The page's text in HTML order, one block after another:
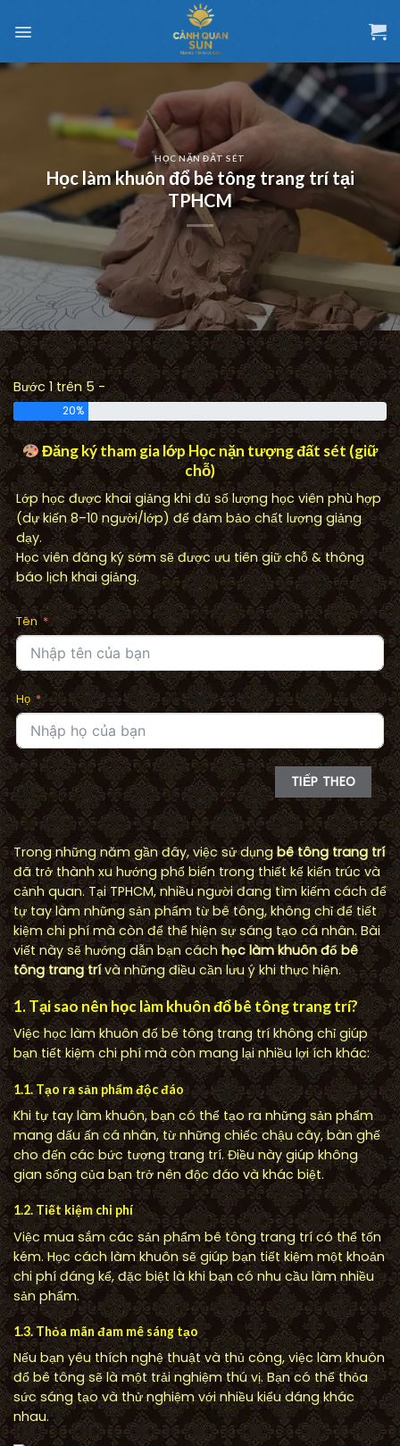
đến
dung
HỌC NẶN ĐẤT SÉT
Học làm khuôn đổ bê tông trang trí tại
TPHCM
Bước 1 trên 5 -
20%
Đăng ký tham gia lớp Học nặn tượng đất sét (giữ
chỗ)
Lớp học được khai giảng khi đủ số lượng học viên phù hợp
(dự kiến 8–10 người/lớp) để đảm bảo chất lượng giảng
dạy.
Học viên đăng ký sớm sẽ được ưu tiên giữ chỗ & thông
báo lịch khai giảng.
Tên
Họ
TIẾP THEO
Trong những năm gần đây, việc sử dụngbê tông trang trí
đã trở thành xu hướng phổ biến trong thiết kế kiến trúc và
cảnh quan. Tại TPHCM, nhiều người đang tìm kiếm cách để
tự tay làm những sản phẩm từ bê tông, không chỉ để tiết
kiệm chi phí mà còn để thể hiện sự sáng tạo cá nhân. Bài
viết này sẽ hướng dẫn bạn cáchhọc làm khuôn đổ bê
tông trang trívà những điều cần lưu ý khi thực hiện.
1. Tại sao nên học làm khuôn đổ bê tông trang trí?
Việc học làm khuôn đổ bê tông trang trí không chỉ giúp
bạn tiết kiệm chi phí mà còn mang lại nhiều lợi ích khác:
1.1. Tạo ra sản phẩm độc đáo
Khi tự tay làm khuôn, bạn có thể tạo ra những sản phẩm
mang dấu ấn cá nhân, từ những chiếc chậu cây, bàn ghế
cho đến các bức tượng trang trí. Điều này giúp không
gian sống của bạn trở nên độc đáo và khác biệt.
1.2. Tiết kiệm chi phí
Việc mua sắm các sản phẩm bê tông trang trí có thể tốn
kém. Học cách làm khuôn sẽ giúp bạn tiết kiệm một khoản
chi phí đáng kể, đặc biệt là khi bạn có nhu cầu làm nhiều
sản phẩm.
1.3. Thỏa mãn đam mê sáng tạo
Nếu bạn yêu thích nghệ thuật và thủ công, việc làm khuôn
đổ bê tông sẽ là một trải nghiệm thú vị. Bạn có thể thỏa
sức sáng tạo và thử nghiệm với nhiều kiểu dáng khác
nhau.